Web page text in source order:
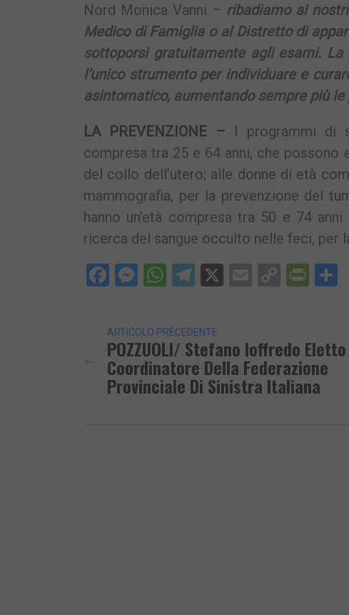
Nord Monica Vanni – ribadiamo ai
Medico di Famiglia o al Distretto di
sottoporsi gratuitamente agli esami.
l’unico strumento per individuare e
asintomatico, aumentando sempre più
LA PREVENZIONE – I programmi di
compresa tra 25 e 64 anni, che
del collo dell’utero; alle donne di età
mammografia, per la prevenzione del
hanno un’età compresa tra 50 e 74
ricerca del sangue occulto nelle feci, per
Facebook
Messenger
WhatsApp
Telegram
X EmailCopy
ARTICOLO PRECEDENTE
POZZUOLI/ Stefano Ioffredo Eletto
Coordinatore Della Federazione
Provinciale Di Sinistra Italiana